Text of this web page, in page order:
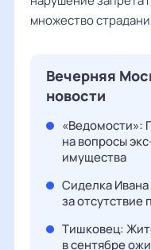
множество
Вечерняя
новости
«Ведомости»:
на вопросы
имущества
Сиделка
за отсутствие
Тишковец:
в сентябре